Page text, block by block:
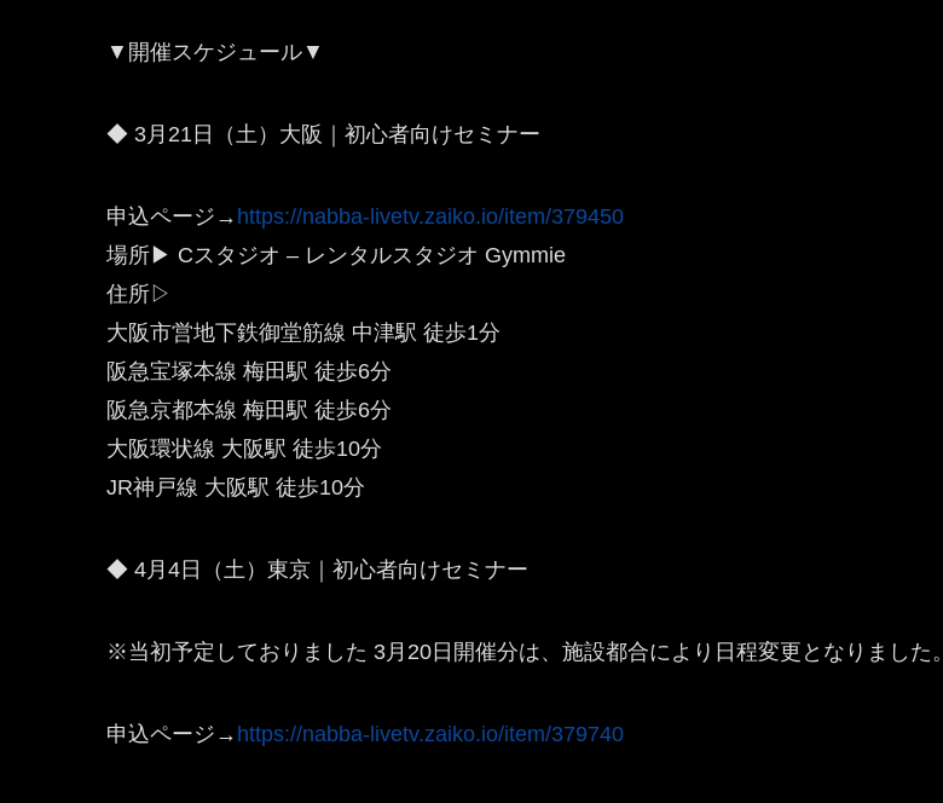
▼開催スケジュール▼
◆ 3月21日（土）大阪｜初心者向けセミナー
申込ページ→ https://nabba-livetv.zaiko.io/item/379450
場所▶ Cスタジオ – レンタルスタジオ Gymmie
住所▷
大阪市営地下鉄御堂筋線 中津駅 徒歩1分
阪急宝塚本線 梅田駅 徒歩6分
阪急京都本線 梅田駅 徒歩6分
大阪環状線 大阪駅 徒歩10分
JR神戸線 大阪駅 徒歩10分
◆ 4月4日（土）東京｜初心者向けセミナー
※当初予定しておりました 3月20日開催分は、施設都合により日程変更となりました。
申込ページ→ https://nabba-livetv.zaiko.io/item/379740